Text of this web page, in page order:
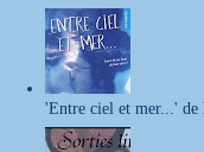
'Entre ciel et mer...' de